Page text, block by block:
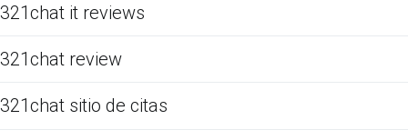
321chat it reviews
321chat review
321chat sitio de citas